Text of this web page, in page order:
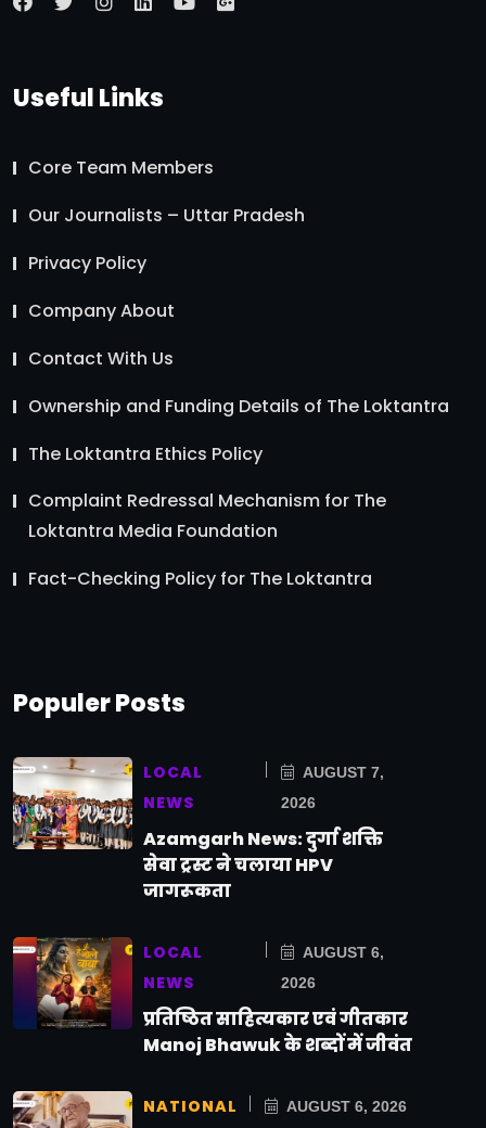
Useful Links
Core Team Members
Our Journalists – Uttar Pradesh
Privacy Policy
Company About
Contact With Us
Ownership and Funding Details of The Loktantra
The Loktantra Ethics Policy
Complaint Redressal Mechanism for The
Loktantra Media Foundation
Fact-Checking Policy for The Loktantra
Populer Posts
LOCAL
NEWS
AUGUST 7,
2026
Azamgarh News: दुर्गा शक्ति
सेवा ट्रस्ट ने चलाया HPV
जागरूकता
LOCAL
NEWS
AUGUST 6,
2026
प्रतिष्ठित साहित्यकार एवं गीतकार
Manoj Bhawuk के शब्दों में जीवंत
NATIONAL AUGUST 6, 2026